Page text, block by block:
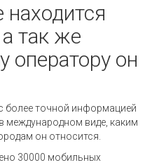
находится
так же
оператору он
более точной информацией
международном виде, каким
он относится.
30000 мобильных